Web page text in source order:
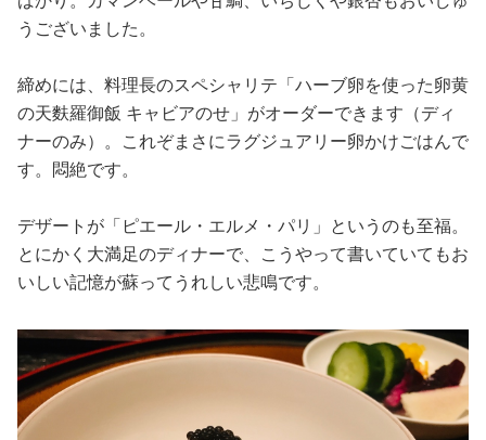
うございました。
締めには、料理長のスペシャリテ「ハーブ卵を使った卵黄
の天麩羅御飯 キャビアのせ」がオーダーできます（ディ
ナーのみ）。これぞまさにラグジュアリー卵かけごはんで
す。悶絶です。
デザートが「ピエール・エルメ・パリ」というのも至福。
とにかく大満足のディナーで、こうやって書いていてもお
いしい記憶が蘇ってうれしい悲鳴です。